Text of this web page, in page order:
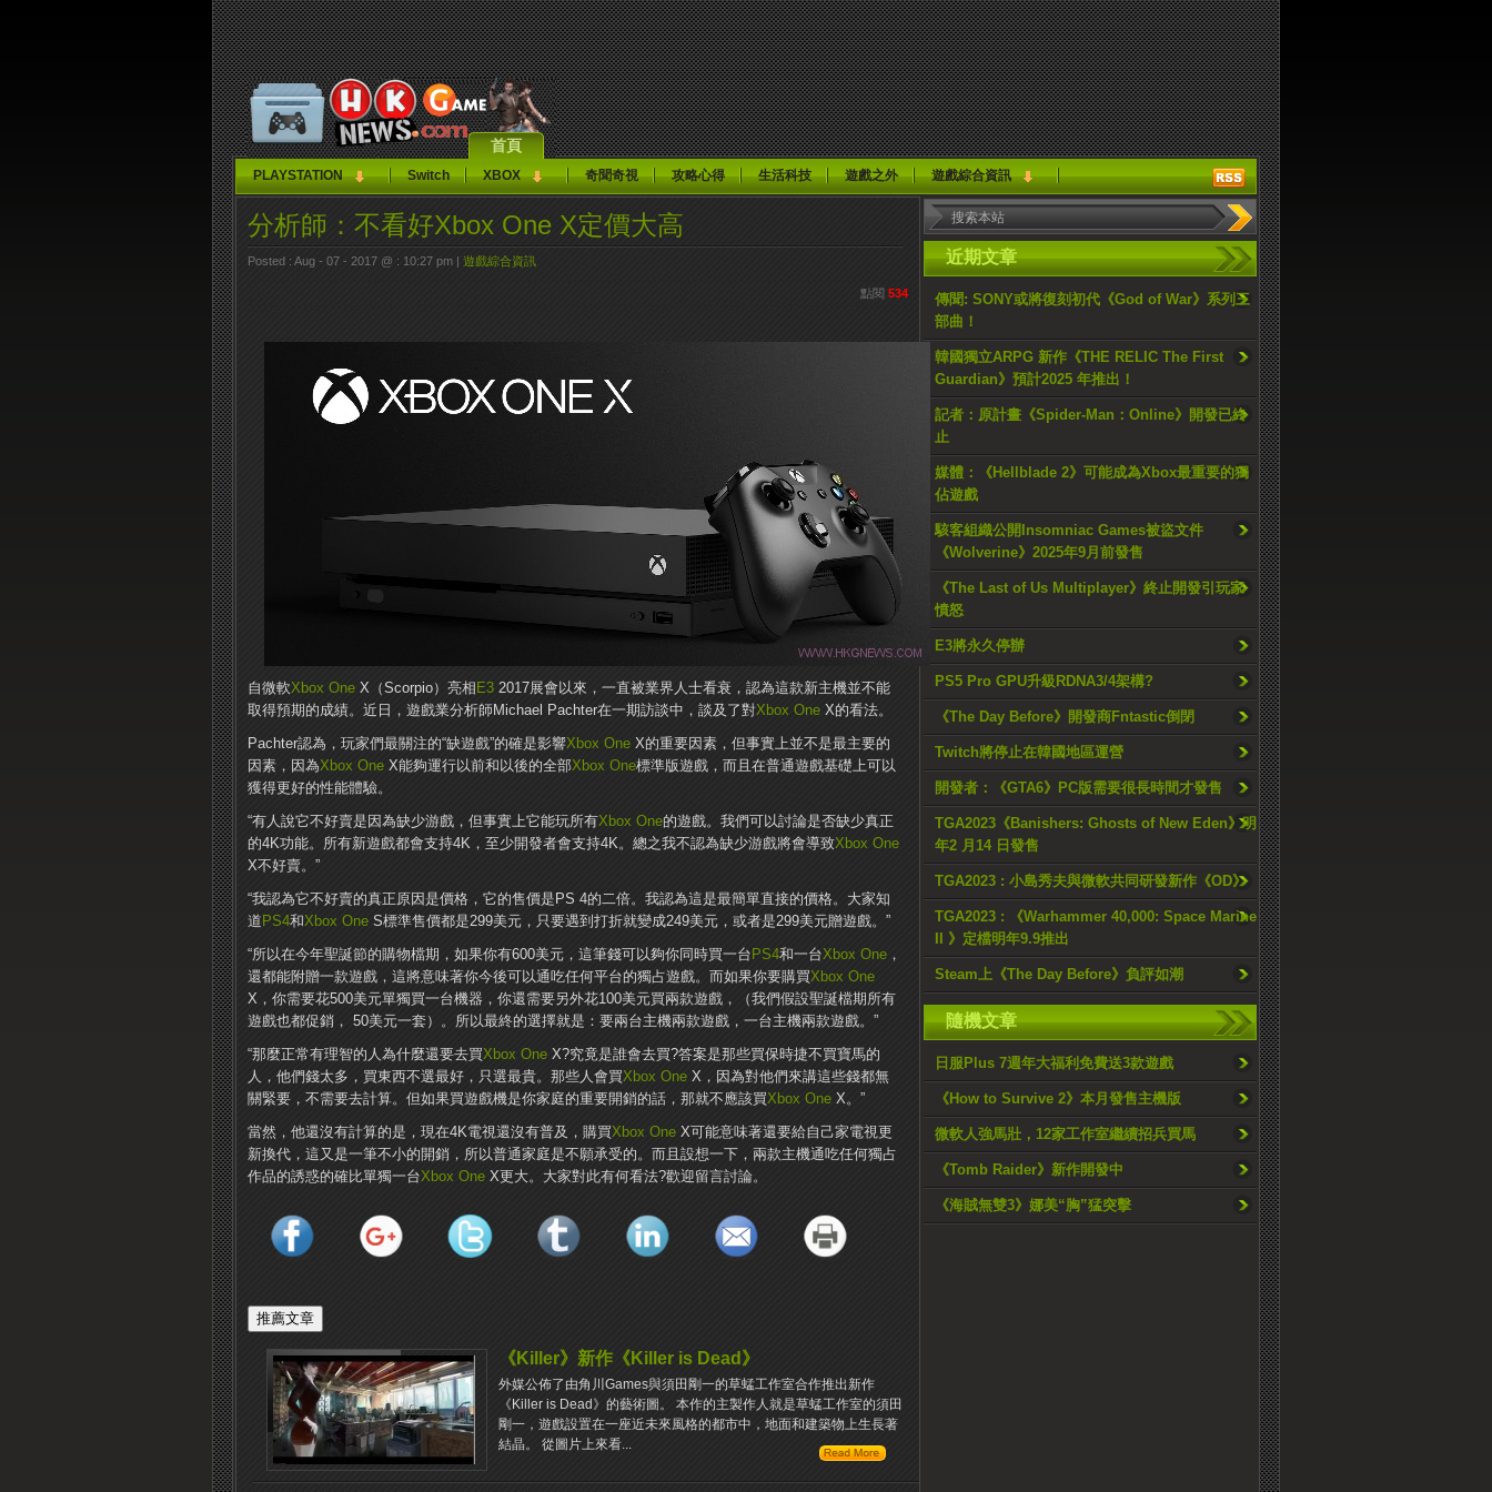
首頁
PLAYSTATION Switch XBOX 奇聞奇視 攻略心得 生活科技 遊戲之外 遊戲綜合資訊
近期文章
傳聞: SONY或將復刻初代《God of War》系列三
部曲！
韓國獨立ARPG 新作《THE RELIC The First
Guardian》預計2025 年推出！
記者：原計畫《Spider-Man：Online》開發已終
止
媒體：《Hellblade 2》可能成為Xbox最重要的獨
佔遊戲
駭客組織公開Insomniac Games被盜文件
《Wolverine》2025年9月前發售
《The Last of Us Multiplayer》終止開發引玩家
憤怒
E3將永久停辦
PS5 Pro GPU升級RDNA3/4架構?
《The Day Before》開發商Fntastic倒閉
Twitch將停止在韓國地區運營
開發者：《GTA6》PC版需要很長時間才發售
TGA2023《Banishers: Ghosts of New Eden》明
年2 月14 日發售
TGA2023 : 小島秀夫與微軟共同研發新作《OD》
TGA2023 : 《Warhammer 40,000: Space Marine
II 》定檔明年9.9推出
Steam上《The Day Before》負評如潮
隨機文章
日服Plus 7週年大福利免費送3款遊戲
《How to Survive 2》本月發售主機版
微軟人強馬壯，12家工作室繼續招兵買馬
《Tomb Raider》新作開發中
《海賊無雙3》娜美“胸”猛突擊
分析師：不看好Xbox One X定價大高
Posted : Aug - 07 - 2017 @ : 10:27 pm | 遊戲綜合資訊
點閱 534
自微軟Xbox One X（Scorpio）亮相 E3 2017展會以來，一直被業界人士看衰，認為這款新主機並不能
取得預期的成績。近日，遊戲業分析師Michael Pachter在一期訪談中，談及了對Xbox One X的看法。
Pachter認為，玩家們最關注的“缺遊戲”的確是影響Xbox One X的重要因素，但事實上並不是最主要的
因素，因為Xbox One X能夠運行以前和以後的全部Xbox One標準版遊戲，而且在普通遊戲基礎上可以
獲得更好的性能體驗。
“有人說它不好賣是因為缺少游戲，但事實上它能玩所有Xbox One的遊戲。我們可以討論是否缺少真正
的4K功能。所有新遊戲都會支持4K，至少開發者會支持4K。總之我不認為缺少游戲將會導致Xbox One
X不好賣。”
“我認為它不好賣的真正原因是價格，它的售價是PS 4的二倍。我認為這是最簡單直接的價格。大家知
道 PS4和Xbox One S標準售價都是299美元，只要遇到打折就變成249美元，或者是299美元贈遊戲。”
“所以在今年聖誕節的購物檔期，如果你有600美元，這筆錢可以夠你同時買一台 PS4和一台Xbox One ，
還都能附贈一款遊戲，這將意味著你今後可以通吃任何平台的獨占遊戲。而如果你要購買Xbox One
X，你需要花500美元單獨買一台機器，你還需要另外花100美元買兩款遊戲，（我們假設聖誕檔期所有
遊戲也都促銷， 50美元一套）。所以最終的選擇就是：要兩台主機兩款遊戲，一台主機兩款遊戲。”
“那麼正常有理智的人為什麼還要去買Xbox One X?究竟是誰會去買?答案是那些買保時捷不買寶馬的
人，他們錢太多，買東西不選最好，只選最貴。那些人會買Xbox One X，因為對他們來講這些錢都無
關緊要，不需要去計算。但如果買遊戲機是你家庭的重要開銷的話，那就不應該買Xbox One X。”
當然，他還沒有計算的是，現在4K電視還沒有普及，購買Xbox One X可能意味著還要給自己家電視更
新換代，這又是一筆不小的開銷，所以普通家庭是不願承受的。而且設想一下，兩款主機通吃任何獨占
作品的誘惑的確比單獨一台Xbox One X更大。大家對此有何看法?歡迎留言討論。
《Killer》新作《Killer is Dead》
外媒公佈了由角川Games與須田剛一的草蜢工作室合作推出新作
《Killer is Dead》的藝術圖。 本作的主製作人就是草蜢工作室的須田
剛一，遊戲設置在一座近未來風格的都市中，地面和建築物上生長著
結晶。 從圖片上來看...